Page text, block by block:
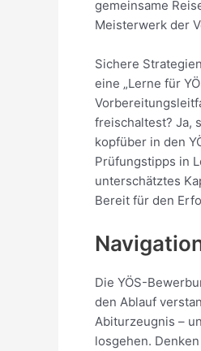
gemeinsame
Meisterwerk der
Sichere
eine „Lerne für
freischaltest? Ja,
kopfüber in den
Prüfungstipps in
unterschätztes
Bereit für den
Die YÖS-
den Ablauf
Abiturzeugnis –
losgehen.